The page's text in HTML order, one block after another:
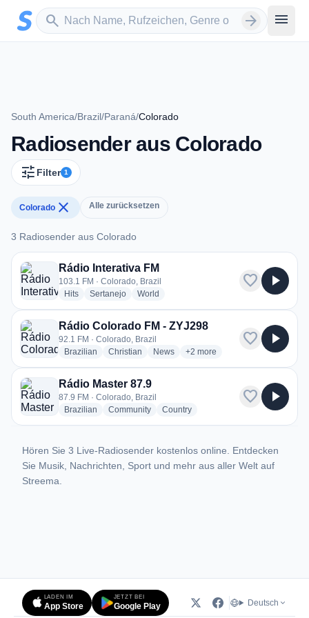
Zum Hauptinhalt springen
search
Sender suchen arrow_forward menu
South America/Brazil/Paraná/Colorado
Radiosender aus Colorado
tune Filter 1
Colorado close Alle zurücksetzen
3 Radiosender aus Colorado
3 Radiosender aus Colorado
Rádio Interativa FM
103.1 FM · Colorado, Brazil
Hitsradio stations
Sertanejoradio stations
World
favorite play_arrow
Rádio Colorado FM - ZYJ298
92.1 FM · Colorado, Brazil
Brazilian radio stations
Christian radio stations
Newsradio stations
+2 more genres for Rádio
more
favorite play_arrow
Rádio Master 87.9
87.9 FM · Colorado, Brazil
Brazilian radio stations
Communityradio stations
Countryradio stations
favorite play_arrow
Hören Sie 3 Live-Radiosender kostenlos online. Entdecken
Sie Musik, Nachrichten, Sport und mehr aus aller Welt auf
Streema.
LADEN IM
App Store
JETZT BEI
Google Play Deutsch